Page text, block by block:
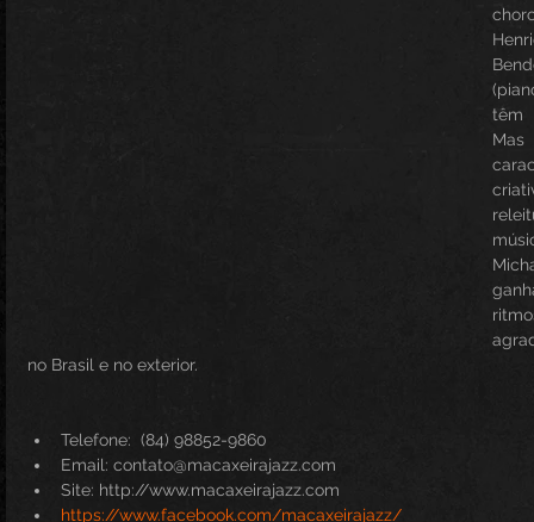
têm
no Brasil e no exterior.
Telefone:  (84) 98852-9860
Email: contato@macaxeirajazz.com
Site: http://www.macaxeirajazz.com
https://www.facebook.com/macaxeirajazz/